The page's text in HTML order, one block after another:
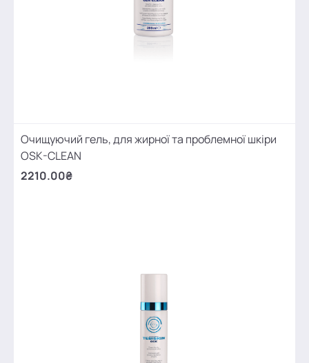
Очищуючий гель, для жирної та проблемної шкіри
OSK-CLEAN
2210.00₴